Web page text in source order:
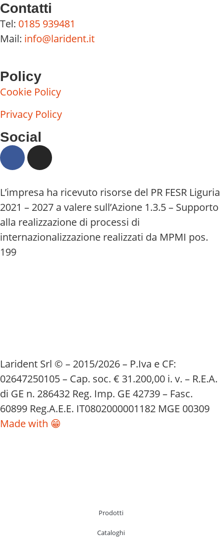
Contatti
Tel: 0185 939481
Mail: info@larident.it
Policy
Cookie Policy
Privacy Policy
Social
L’impresa ha ricevuto risorse del PR FESR Liguria
2021 – 2027 a valere sull’Azione 1.3.5 – Supporto
alla realizzazione di processi di
internazionalizzazione realizzati da MPMI pos.
199
Larident Srl © – 2015/2026 – P.Iva e CF:
02647250105 – Cap. soc. € 31.200,00 i. v. – R.E.A.
di GE n. 286432 Reg. Imp. GE 42739 – Fasc.
60899 Reg.A.E.E. IT0802000001182 MGE 00309
Made with 😁
Prodotti
Cataloghi